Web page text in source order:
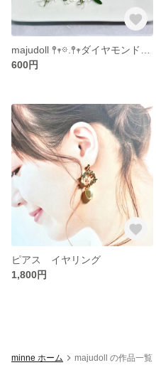
600円
ピアス イヤリング
1,800円
minne ホーム majudoll の作品一覧